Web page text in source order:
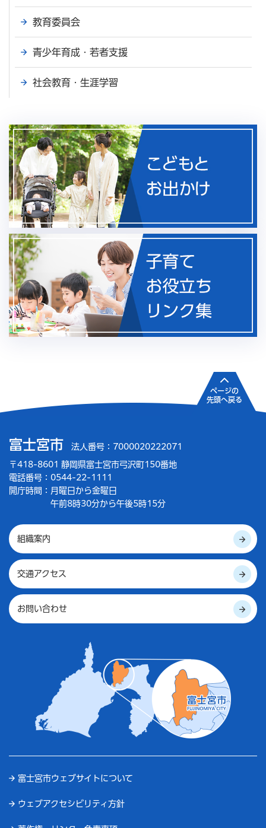
教育委員会
青少年育成・若者支援
社会教育・生涯学習
富士宮市 法人番号：7000020222071
〒418-8601 静岡県富士宮市弓沢町150番地
電話番号：0544-22-1111
開庁時間： 月曜日から金曜日
午前8時30分から午後5時15分
組織案内
交通アクセス
お問い合わせ
富士宮市ウェブサイトについて
ウェブアクセシビリティ方針
ページの
先頭へ戻る